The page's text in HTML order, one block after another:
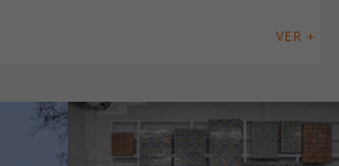
VER +